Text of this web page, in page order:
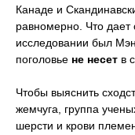
Канаде и
равномерно. Что дает
исследовании был
поголовье не несет в
Чтобы выяснить
жемчуга, группа
шерсти и крови